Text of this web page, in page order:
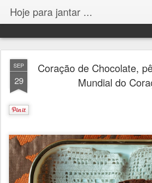
Hoje para jantar ...
SEP
29
Coração de Chocolate,
Mundial do